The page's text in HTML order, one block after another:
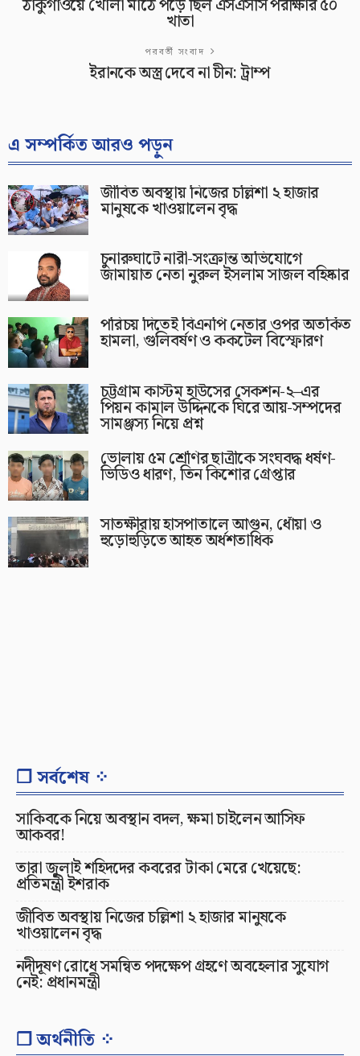
ঠাকুগাঁওয়ে খোলা মাঠে পড়ে ছিল এসএসসি পরীক্ষার ৫০
খাতা
পরবর্তী সংবাদ
ইরানকে অস্ত্র দেবে না চীন: ট্রাম্প
এ সম্পর্কিত আরও পড়ুন
জীবিত অবস্থায় নিজের চল্লিশা ২ হাজার
মানুষকে খাওয়ালেন বৃদ্ধ
চুনারুঘাটে নারী-সংক্রান্ত অভিযোগে
জামায়াত নেতা নুরুল ইসলাম সাজল বহিষ্কার
পরিচয় দিতেই বিএনপি নেতার ওপর অতর্কিত
হামলা, গুলিবর্ষণ ও ককটেল বিস্ফোরণ
চট্টগ্রাম কাস্টম হাউসের সেকশন-২–এর
পিয়ন কামাল উদ্দিনকে ঘিরে আয়-সম্পদের
সামঞ্জস্য নিয়ে প্রশ্ন
ভোলায় ৫ম শ্রেণির ছাত্রীকে সংঘবদ্ধ ধর্ষণ-
ভিডিও ধারণ, তিন কিশোর গ্রেপ্তার
সাতক্ষীরায় হাসপাতালে আগুন, ধোঁয়া ও
হুড়োহুড়িতে আহত অর্ধশতাধিক
❐ সর্বশেষ ⁘
সাকিবকে নিয়ে অবস্থান বদল, ক্ষমা চাইলেন আসিফ
আকবর!
তারা জুলাই শহিদদের কবরের টাকা মেরে খেয়েছে:
প্রতিমন্ত্রী ইশরাক
জীবিত অবস্থায় নিজের চল্লিশা ২ হাজার মানুষকে
খাওয়ালেন বৃদ্ধ
নদীদূষণ রোধে সমন্বিত পদক্ষেপ গ্রহণে অবহেলার সুযোগ
নেই: প্রধানমন্ত্রী
❐ অর্থনীতি ⁘